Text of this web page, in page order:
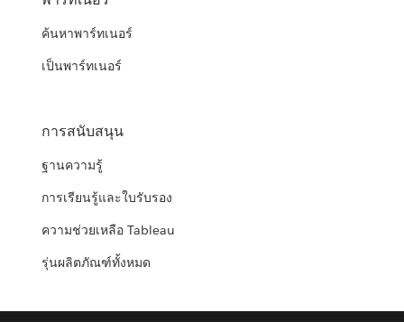
ค้นหาพาร์ทเนอร์
เป็นพาร์ทเนอร์
การสนับสนุน
ฐานความรู้
การเรียนรู้และใบรับรอง
ความช่วยเหลือ Tableau
รุ่นผลิตภัณฑ์ทั้งหมด